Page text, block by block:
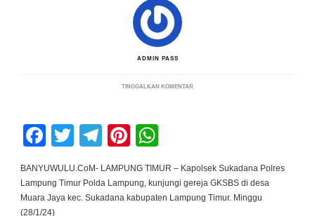
ADMIN PASS
TINGGALKAN KOMENTARPADA
KUNJUNGI
YANG
Facebook
TwitterTelegram
Pinterest
BANYUWULU.CoM- LAMPUNG TIMUR – Kapolsek Sukadana Polres
Lampung Timur Polda Lampung, kunjungi gereja GKSBS di desa
Muara Jaya kec. Sukadana kabupaten Lampung Timur. Minggu
(28/1/24)